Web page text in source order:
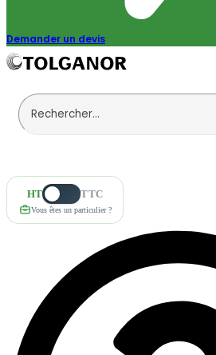
Demander un devis
HT TTC
Vous êtes un particulier ?